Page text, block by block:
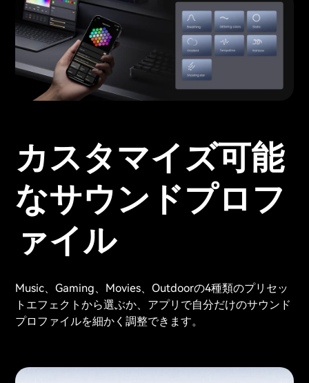
カスタマイズ可能
なサウンドプロフ
ァイル
Music、Gaming、Movies、Outdoorの4種類のプリセッ
トエフェクトから選ぶか、アプリで自分だけのサウンド
プロファイルを細かく調整できます。